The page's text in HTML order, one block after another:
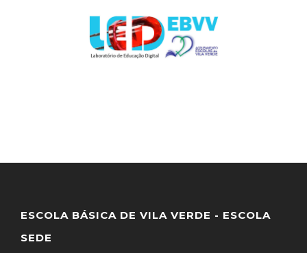
ESCOLA BÁSICA DE VILA VERDE - ESCOLA
SEDE